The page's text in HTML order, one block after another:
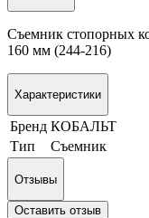
Съемник стопорных
160 мм (244-216)
Характеристики
Бренд КОБАЛЬТ
Тип
Съемник
Отзывы
Оставить отзыв